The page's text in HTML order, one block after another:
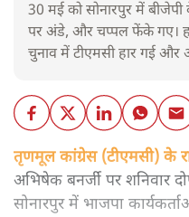
30 मई को सोनारपुर में
पर अंडे, और चप्पल फेंके गए।
चुनाव में टीएमसी हार गई और
तृणमूल कांग्रेस (टीएमसी) के
अभिषेक बनर्जी पर शनिवार
सोनारपुर में भाजपा